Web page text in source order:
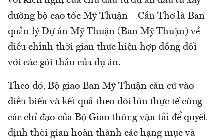
đường bộ cao tốc Mỹ Thuận – Cần Thơ là Ban
quản lý Dự án Mỹ Thuận (Ban Mỹ Thuận) về
điều chỉnh thời gian thực hiện hợp đồng đối
với các gói thầu của dự án.
Theo đó, Bộ giao Ban Mỹ Thuận căn cứ vào
diễn biến và kết quả theo dõi lún thực tế cùng
các chỉ đạo của Bộ Giao thông vận tải để quyết
định thời gian hoàn thành các hạng mục và